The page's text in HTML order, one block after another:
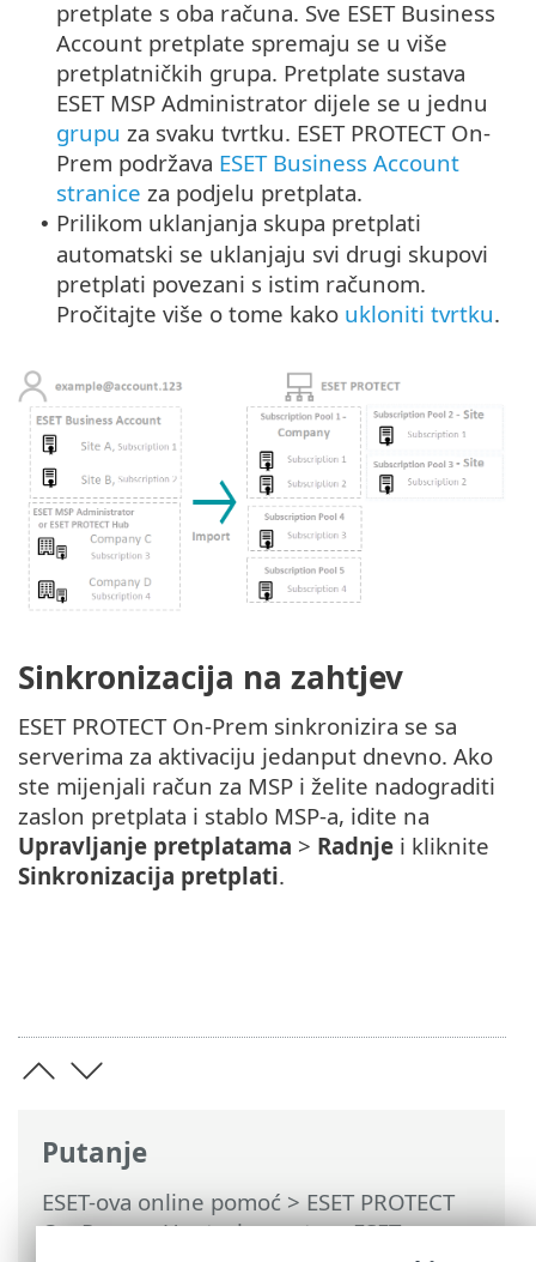
Putanje
ESET-ova online pomoć > ESET PROTECT
On-Prem>Upotreba sustava ESET
pretplate s oba računa. Sve ESET Business
Account pretplate spremaju se u više
pretplatničkih grupa. Pretplate sustava
ESET MSP Administrator dijele se u jednu
grupu za svaku tvrtku. ESET PROTECT On-
Prem podržava ESET Business Account
stranice za podjelu pretplata.
• Prilikom uklanjanja skupa pretplati
automatski se uklanjaju svi drugi skupovi
pretplati povezani s istim računom.
Pročitajte više o tome kako ukloniti tvrtku.
Sinkronizacija na zahtjev
ESET PROTECT On-Prem sinkronizira se sa
serverima za aktivaciju jedanput dnevno. Ako
ste mijenjali račun za MSP i želite nadograditi
zaslon pretplata i stablo MSP-a, idite na
Upravljanje pretplatama > Radnje i kliknite
Sinkronizacija pretplati.